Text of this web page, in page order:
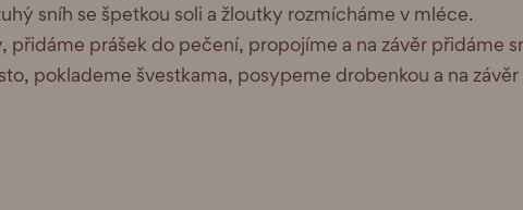
sníh se špetkou soli a žloutky rozmícháme v mléce.
prášek do pečení, propojíme a na závěr přidáme
poklademe švestkama, posypeme drobenkou a na